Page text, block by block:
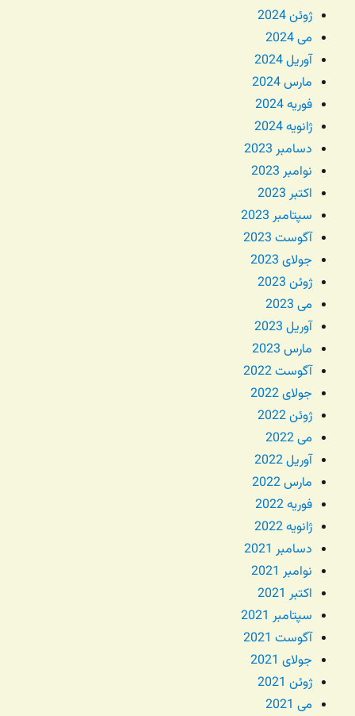
ژوئن 2024
می 2024
آوریل 2024
مارس 2024
فوریه 2024
ژانویه 2024
دسامبر 2023
نوامبر 2023
اکتبر 2023
سپتامبر 2023
آگوست 2023
جولای 2023
ژوئن 2023
می 2023
آوریل 2023
مارس 2023
آگوست 2022
جولای 2022
ژوئن 2022
می 2022
آوریل 2022
مارس 2022
فوریه 2022
ژانویه 2022
دسامبر 2021
نوامبر 2021
اکتبر 2021
سپتامبر 2021
آگوست 2021
جولای 2021
ژوئن 2021
می 2021